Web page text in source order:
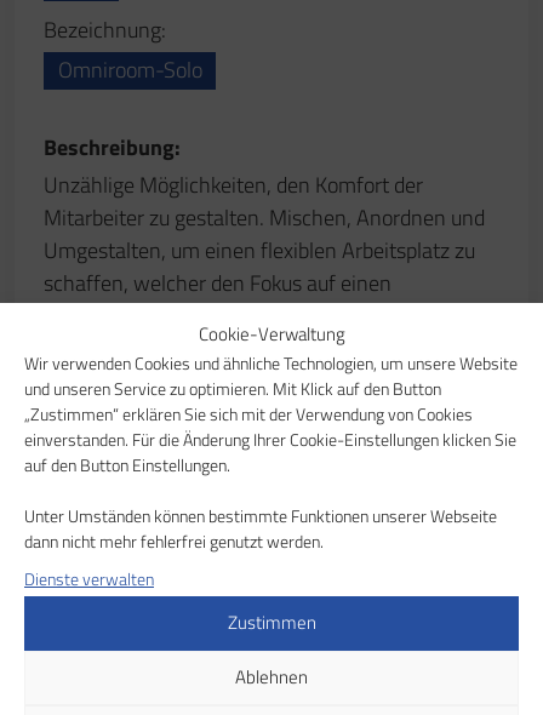
Cookie-Verwaltung
Wir verwenden Cookies und ähnliche Technologien, um unsere Website
und unseren Service zu optimieren. Mit Klick auf den Button
„Zustimmen“ erklären Sie sich mit der Verwendung von Cookies
einverstanden. Für die Änderung Ihrer Cookie-Einstellungen klicken Sie
auf den Button Einstellungen.
Unter Umständen können bestimmte Funktionen unserer Webseite
dann nicht mehr fehlerfrei genutzt werden.
Dienste verwalten
Zustimmen
Ablehnen
Bezeichnung:
Omniroom-Solo
Beschreibung:
Unzählige Möglichkeiten, den Komfort der
Mitarbeiter zu gestalten. Mischen, Anordnen und
Umgestalten, um einen flexiblen Arbeitsplatz zu
schaffen, welcher den Fokus auf einen
Anfrage stellen
Zurück zur Übersicht